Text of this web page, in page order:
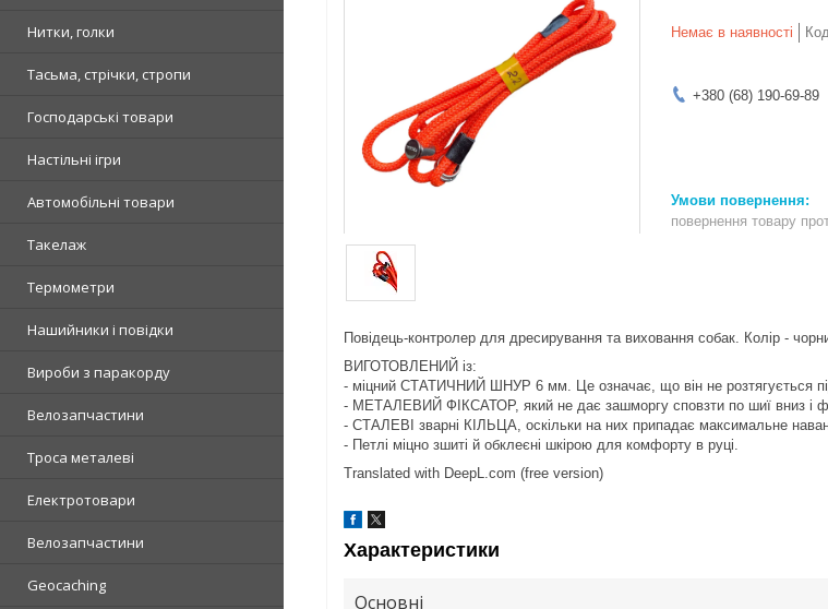
Нитки, голки
Тасьма, стрічки, стропи
Господарські товари
Настільні ігри
Автомобільні товари
Такелаж
Термометри
Нашийники і повідки
Вироби з паракорду
Велозапчастини
Троса металеві
Електротовари
Велозапчастини
Geocaching
Немає в наявності
+380 (68) 190-69-89
повернення товару
Повідець-контролер для дресирування та виховання собак. Колір -
ВИГОТОВЛЕНИЙ із:
- міцний СТАТИЧНИЙ ШНУР 6 мм. Це означає, що він не розтягується
- МЕТАЛЕВИЙ ФІКСАТОР, який не дає зашморгу сповзти по шиї вниз і
- СТАЛЕВІ зварні КІЛЬЦА, оскільки на них припадає максимальне
- Петлі міцно зшиті й обклеєні шкірою для комфорту в руці.
Translated with DeepL.com (free version)
Характеристики
Основні